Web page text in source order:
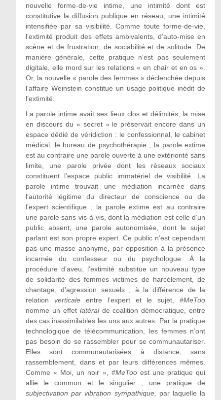
nouvelle forme-de-vie intime, une intimité dont est
constitutive la diffusion publique en réseau, une intimité
intensifiée par sa visibilité. Comme toute forme-de-vie,
l’extimité produit des effets ambivalents, d’auto-mise en
scène et de frustration, de sociabilité et de solitude. De
manière générale, cette pratique n’est pas seulement
digitale, elle mord sur les relations « en chair et en os ».
Or, la nouvelle « parole des femmes » déclenchée depuis
l’affaire Weinstein constitue un usage politique inédit de
l’extimité.
La parole intime avait ses lieux clos et délimités, la mise
en discours du « secret » le préservait encore dans un
espace dédié de véridiction : le confessionnal, le cabinet
médical, le bureau de psychothérapie ; la parole extime
est au contraire une parole ouverte à une extériorité sans
limite, une parole privée dont les réseaux sociaux
constituent l’espace public immatériel de visibilité. La
parole intime trouvait une médiation incarnée dans
l’autorité légitime du directeur de conscience ou de
l’expert scientifique ; la parole extime est au contraire
une parole sans vis-à-vis, dont la médiation est celle d’un
public absent, une parole autonomisée, dont le sujet
parlant est son propre expert. Ce public n’est cependant
pas une masse anonyme, par opposition à la présence
incarnée du confesseur ou du psychologue. À la
procédure d’aveu, l’extimité substitue un nouveau type
de solidarité des femmes victimes de harcèlement, de
chantage, d’agression sexuels ; à la différence de la
relation verticaleentre l’expert et le sujet,#MeToo
nomme un effet latéralde coalition démocratique, entre
des cas inassimilables les uns aux autres. Par la pratique
technologique de télécommunication, les femmes n’ont
pas besoin de se rassembler pour se communautariser.
Elles sont communautarisées à distance, sans
rassemblement, dans et par leurs différences mêmes.
Comme « Moi, un noir », #MeTooest une pratique qui
allie le commun et le singulier ; une pratique de
subjectivation par vibration sympathique, par laquelle la